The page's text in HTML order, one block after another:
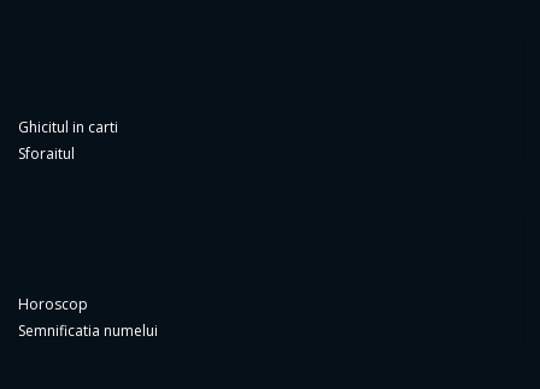
Ghicitul in carti
Sforaitul
Horoscop
Semnificatia numelui